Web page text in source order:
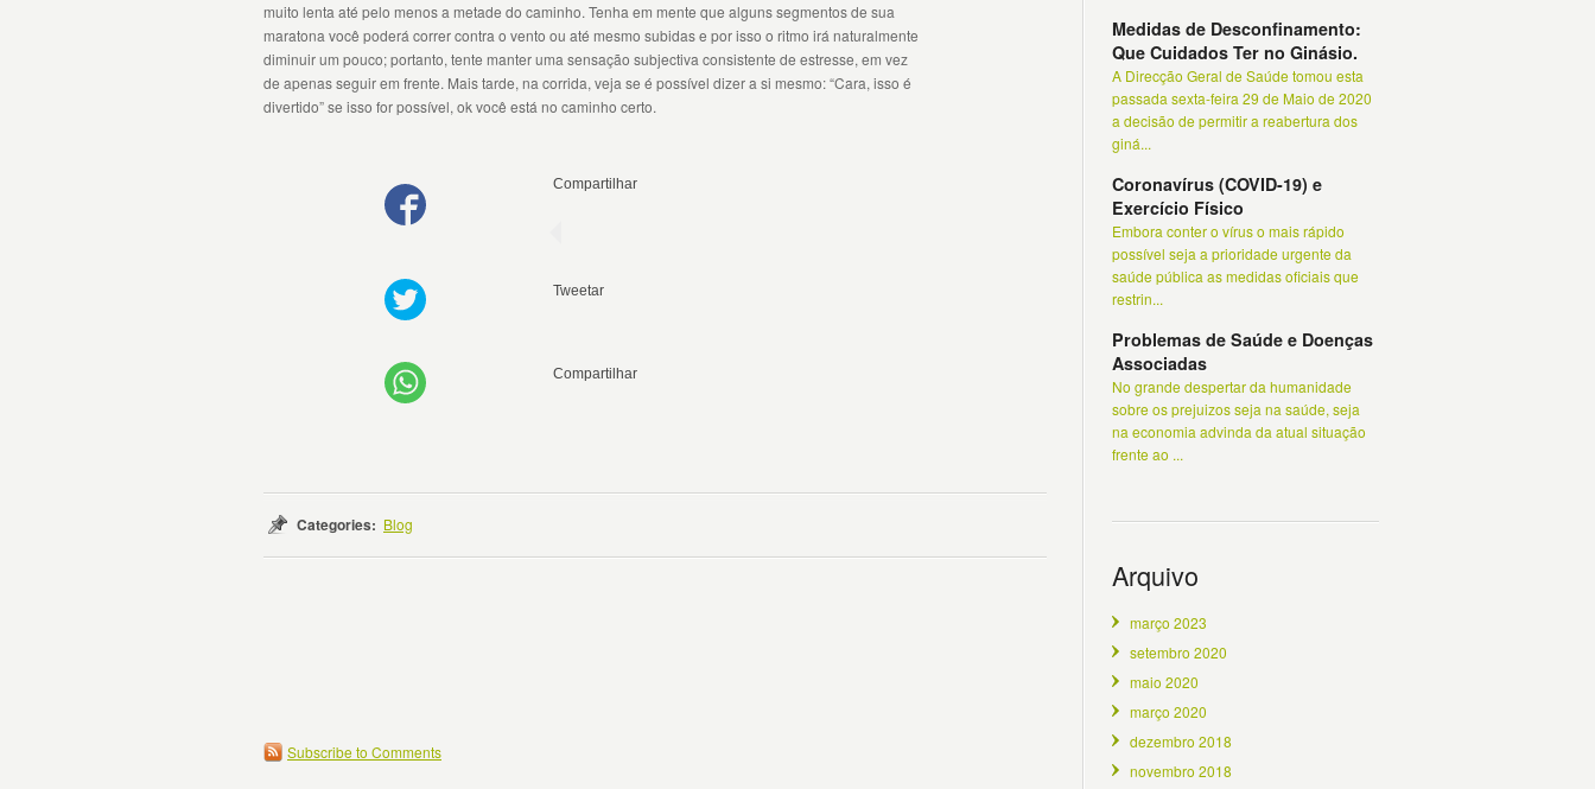
muito lenta até pelo menos a metade do caminho. Tenha em mente que alguns segmentos de sua
maratona você poderá correr contra o vento ou até mesmo subidas e por isso o ritmo irá naturalmente
diminuir um pouco; portanto, tente manter uma sensação subjectiva consistente de estresse, em vez
de apenas seguir em frente. Mais tarde, na corrida, veja se é possível dizer a si mesmo: “Cara, isso é
divertido” se isso for possível, ok você está no caminho certo.
Categories: Blog
Subscribe to Comments
Medidas de Desconfinamento:
Que Cuidados Ter no Ginásio.
A Direcção Geral de Saúde tomou esta
passada sexta-feira 29 de Maio de 2020
a decisão de permitir a reabertura dos
giná...
Coronavírus (COVID-19) e
Exercício Físico
Embora conter o vírus o mais rápido
possível seja a prioridade urgente da
saúde pública as medidas oficiais que
restrin...
Problemas de Saúde e Doenças
Associadas
No grande despertar da humanidade
sobre os prejuizos seja na saúde, seja
na economia advinda da atual situação
frente ao ...
Arquivo
março 2023
setembro 2020
maio 2020
março 2020
dezembro 2018
novembro 2018